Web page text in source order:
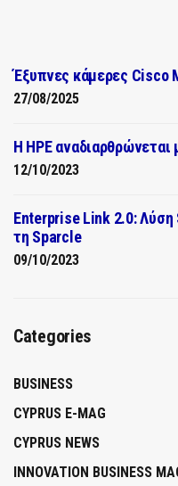
Έξυπνες κάμερες Cisco
27/08/2025
H HPE
12/10/2023
Enterprise Link 2.0: Λύση
τη Sparcle
09/10/2023
Categories
BUSINESS
CYPRUS E-MAG
CYPRUS NEWS
INNOVATION BUSINESS